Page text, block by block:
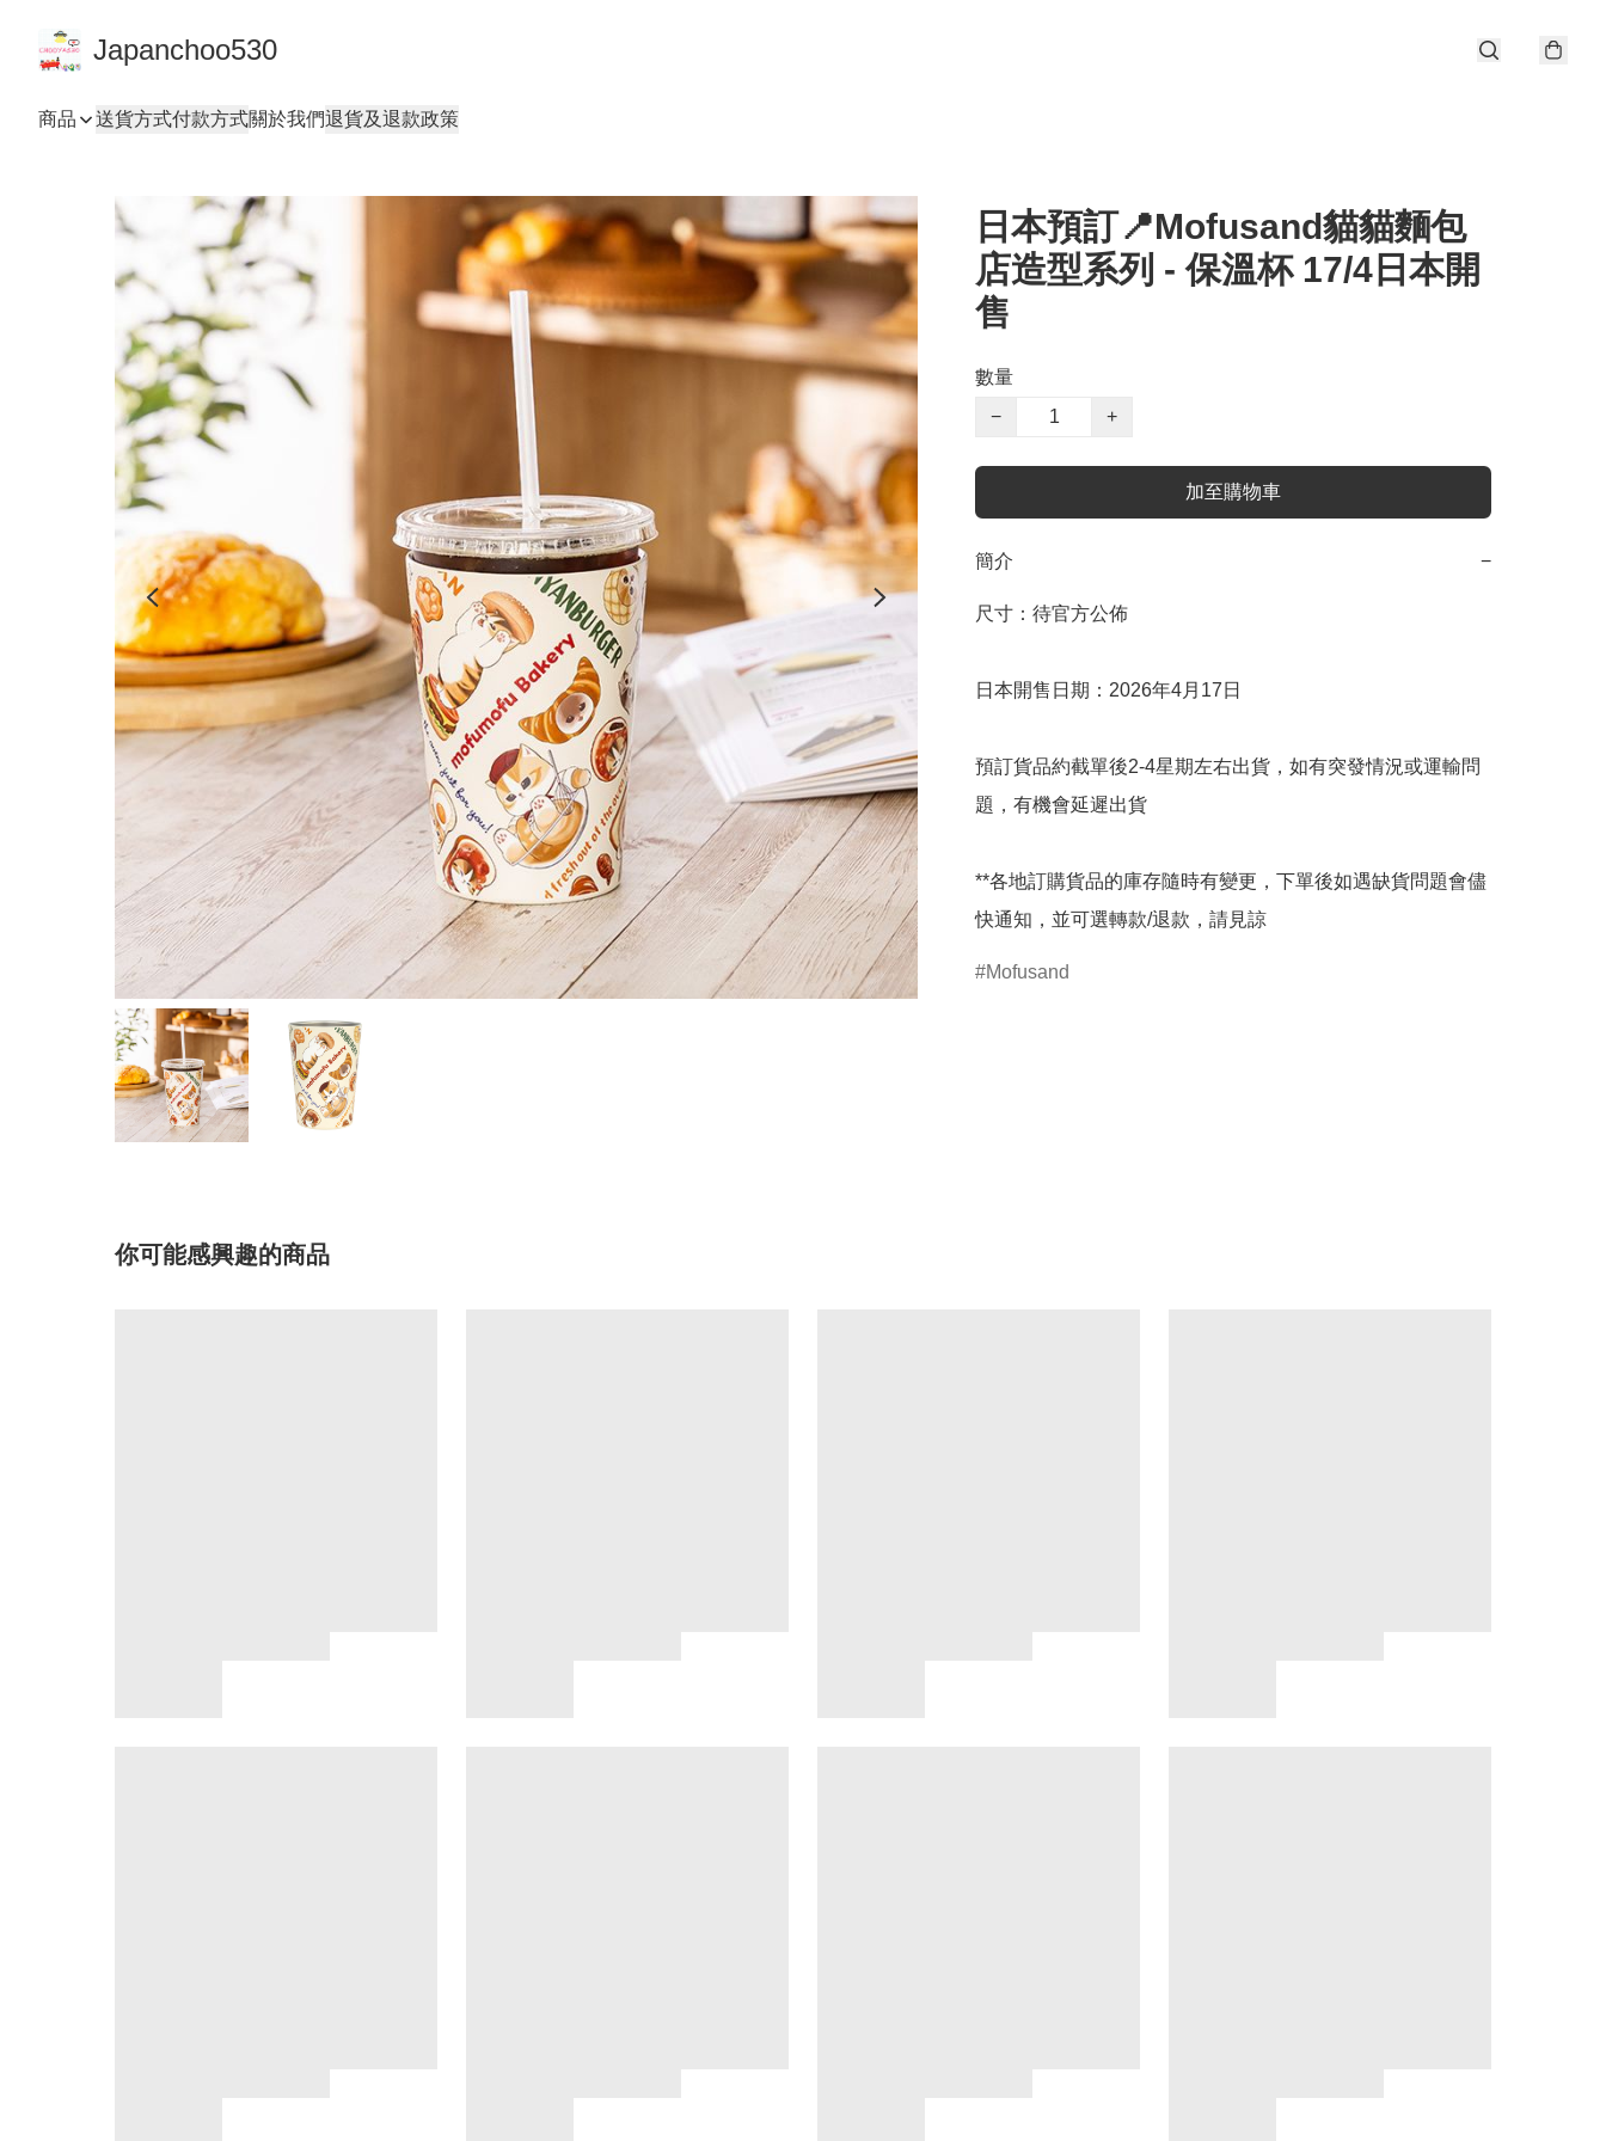
Japanchoo530
商品 送貨方式付款方式關於我們退貨及退款政策
日本預訂📍Mofusand貓貓麵包
店造型系列 - 保溫杯 17/4日本開
售
數量
−
+
加至購物車
簡介 −
尺寸：待官方公佈
日本開售日期：2026年4月17日
預訂貨品約截單後2-4星期左右出貨，如有突發情況或運輸問
題，有機會延遲出貨
**各地訂購貨品的庫存隨時有變更，下單後如遇缺貨問題會儘
快通知，並可選轉款/退款，請見諒
Mofusand
你可能感興趣的商品